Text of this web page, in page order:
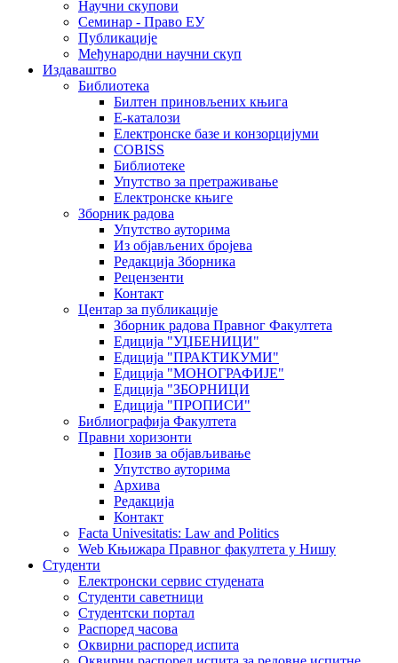
Научни скупови
Семинар - Право ЕУ
Публикације
Међународни научни скуп
Издаваштво
Библиотека
Билтен приновљених књига
Е-каталози
Електронске базе и конзорцијуми
COBISS
Библиотеке
Упутство за претраживање
Електронске књиге
Зборник радова
Упутство ауторима
Из објављених бројева
Редакција Зборника
Рецензенти
Контакт
Центар за публикације
Зборник радова Правног Факултета
Едиција "УЏБЕНИЦИ"
Едиција "ПРАКТИКУМИ"
Едиција "МОНОГРАФИЈЕ"
Едиција "ЗБОРНИЦИ
Едиција "ПРОПИСИ"
Библиографија Факултета
Правни хоризонти
Позив за објављивање
Упутство ауторима
Архива
Редакција
Контакт
Facta Univesitatis: Law and Politics
Web Књижара Правног факултета у Нишу
Студенти
Електронски сервис студената
Студенти саветници
Студентски портал
Распоред часова
Оквирни распоред испита